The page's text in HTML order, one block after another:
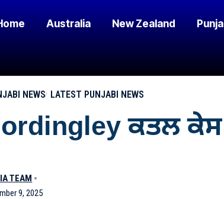
Australia New Zealand
NEWS LATEST PUNJABI NEWS
ਕਤਲ ਕੇਸ
9, 2025
TEAM